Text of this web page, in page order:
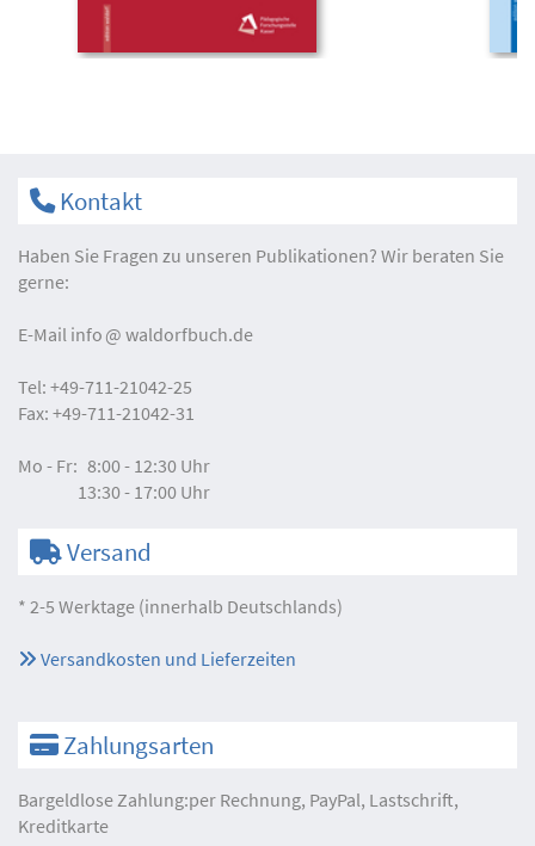
Kontakt
Haben Sie Fragen zu unseren Publikationen? Wir beraten Sie
gerne:
E-Mail info waldorfbuch.de
Tel: +49-711-21042-25
Fax: +49-711-21042-31
Mo - Fr: 8:00 - 12:30 Uhr
13:30 - 17:00 Uhr
Versand
* 2-5 Werktage (innerhalb Deutschlands)
Versandkosten und Lieferzeiten
Zahlungsarten
Bargeldlose Zahlung:per Rechnung, PayPal, Lastschrift,
Kreditkarte